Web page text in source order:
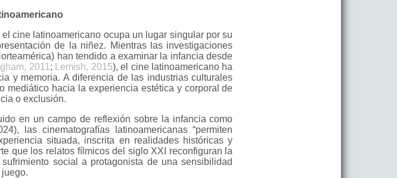
cine latinoamericano ocupa un lugar singular por su
de la niñez. Mientras las investigaciones
han tendido a examinar la infancia desde
2011 ; Lemish, 2015), el cine latinoamericano ha
y memoria. A diferencia de las industrias culturales
mediático hacia la experiencia estética y corporal de
o exclusión.
en un campo de reflexión sobre la infancia como
las cinematografías latinoamericanas “permiten
situada, inscrita en realidades históricas y
que los relatos fílmicos del siglo XXI reconfiguran la
social a protagonista de una sensibilidad